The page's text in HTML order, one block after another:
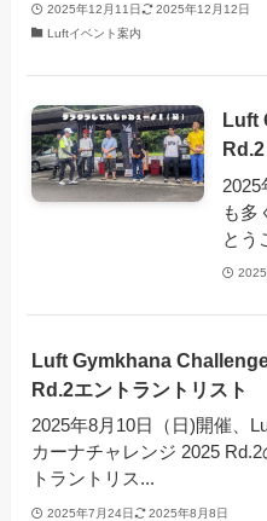
2025年12月11日
2025年12月12日
Luftイベント案内
Luft
2025
も多
とう
Luft Gymkhana
Rd.2エントラントリスト
2025年8月10日（日)開催、
カーナチャレンジ 2025 Rd.2
トラントリス...
2025年7月24日
2025年8月8日